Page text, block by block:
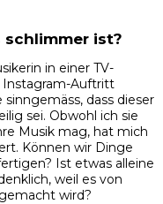
schlimmer ist?
in einer TV-
Instagram-Auftritt
dass dieser
sei. Obwohl ich sie
Musik mag, hat mich
Können wir Dinge
Ist etwas alleine
weil es von
wird?